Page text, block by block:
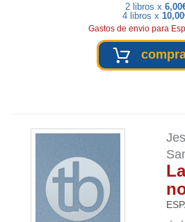
2 libros x
4 libros x
Gastos de envio para